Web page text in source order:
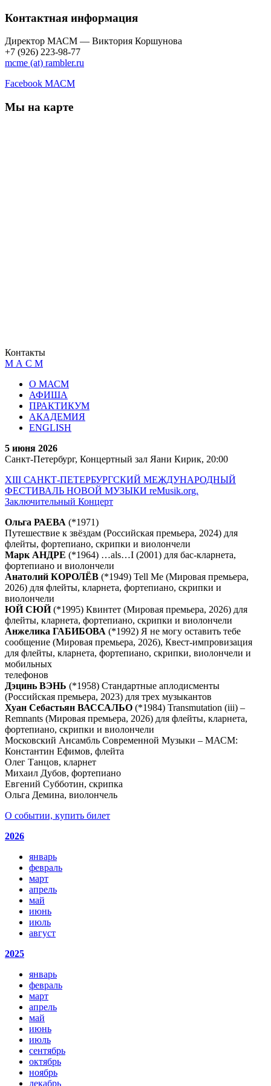
Контактная информация
Директор МАСМ — Виктория Коршунова
+7 (926) 223-98-77
mcme (at) rambler.ru
Facebook МАСМ
Мы на карте
Контакты
М А С М
О МАСМ
АФИША
ПРАКТИКУМ
АКАДЕМИЯ
ENGLISH
5 июня 2026
Санкт-Петербург, Концертный зал Яани Кирик, 20:00
XIII САНКТ-ПЕТЕРБУРГСКИЙ МЕЖДУНАРОДНЫЙ
ФЕСТИВАЛЬ НОВОЙ МУЗЫКИ reMusik.org.
Заключительный Концерт
Ольга РАЕВА (*1971)
Путешествие к звёздам (Российская премьера, 2024) для
флейты, фортепиано, скрипки и виолончели
Марк АНДРЕ (*1964) …als…I (2001) для бас-кларнета,
фортепиано и виолончели
Анатолий КОРОЛЁВ (*1949) Tell Me (Мировая премьера,
2026) для флейты, кларнета, фортепиано, скрипки и
виолончели
ЮЙ СЮЙ(*1995) Квинтет (Мировая премьера, 2026) для
флейты, кларнета, фортепиано, скрипки и виолончели
Анжелика ГАБИБОВА (*1992) Я не могу оставить тебе
сообщение (Мировая премьера, 2026), Квест-импровизация
для флейты, кларнета, фортепиано, скрипки, виолончели и
мобильных
телефонов
Дэцинь ВЭНЬ (*1958) Стандартные аплодисменты
(Российская премьера, 2023) для трех музыкантов
Хуан Себастьян ВАССАЛЬО (*1984) Transmutation (iii) –
Remnants (Мировая премьера, 2026) для флейты, кларнета,
фортепиано, скрипки и виолончели
Московский Ансамбль Современной Музыки – МАСМ:
Константин Ефимов, флейта
Олег Танцов, кларнет
Михаил Дубов, фортепиано
Евгений Субботин, скрипка
Ольга Демина, виолончель
О событии, купить билет
2026
январь
февраль
март
апрель
май
июнь
июль
август
2025
январь
февраль
март
апрель
май
июнь
июль
сентябрь
октябрь
ноябрь
декабрь